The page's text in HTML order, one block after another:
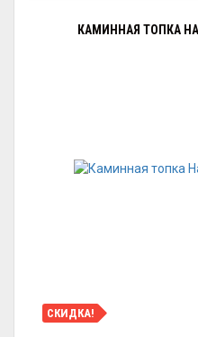
КАМИННАЯ ТОПКА
СКИДКА!